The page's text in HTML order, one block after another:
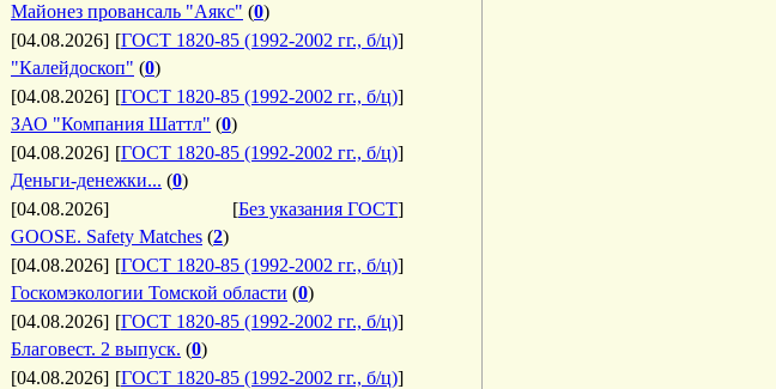
Майонез провансаль "Аякс" (0)
[04.08.2026] [ГОСТ 1820-85 (1992-2002 гг., б/ц)]
"Калейдоскоп" (0)
[04.08.2026] [ГОСТ 1820-85 (1992-2002 гг., б/ц)]
ЗАО "Компания Шаттл" (0)
[04.08.2026] [ГОСТ 1820-85 (1992-2002 гг., б/ц)]
Деньги-денежки... (0)
[04.08.2026]
[Без указания ГОСТ]
GOOSE. Safety Matches (2)
[04.08.2026] [ГОСТ 1820-85 (1992-2002 гг., б/ц)]
Госкомэкологии Томской области (0)
[04.08.2026] [ГОСТ 1820-85 (1992-2002 гг., б/ц)]
Благовест. 2 выпуск. (0)
[04.08.2026] [ГОСТ 1820-85 (1992-2002 гг., б/ц)]